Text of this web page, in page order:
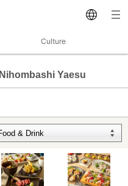
Culture
Yaesu